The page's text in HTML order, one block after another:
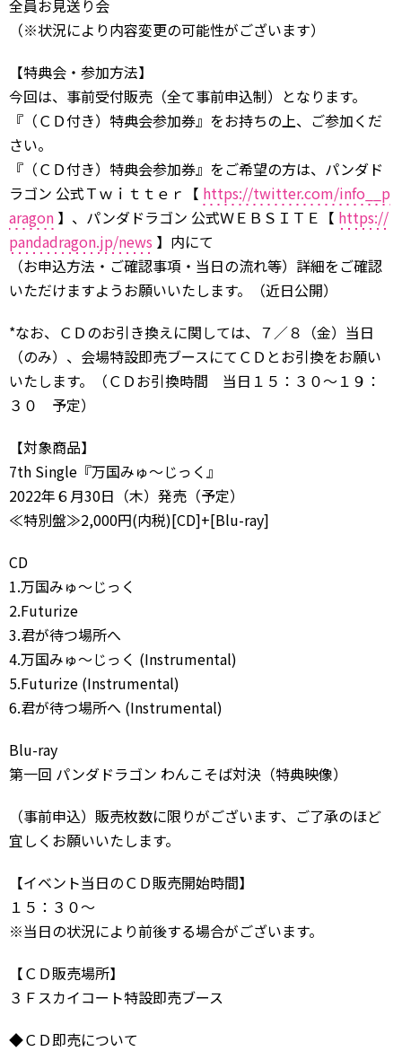
全員お見送り会
（※状況により内容変更の可能性がございます）
【特典会・参加方法】
今回は、事前受付販売（全て事前申込制）となります。
『（ＣＤ付き）特典会参加券』をお持ちの上、ご参加くだ
さい。
『（ＣＤ付き）特典会参加券』をご希望の方は、パンダド
ラゴン 公式Ｔｗｉｔｔｅｒ【 https://twitter.com/info__p
aragon 】、パンダドラゴン 公式ＷＥＢＳＩＴＥ【 https://
pandadragon.jp/news 】内にて
（お申込方法・ご確認事項・当日の流れ等）詳細をご確認
いただけますようお願いいたします。（近日公開）
*なお、ＣＤのお引き換えに関しては、７／８（金）当日
（のみ）、会場特設即売ブースにてＣＤとお引換をお願い
いたします。（ＣＤお引換時間 当日１５：３０〜１９：
３０ 予定）
【対象商品】
7th Single『万国みゅ〜じっく』
2022年６月30日（木）発売（予定）
≪特別盤≫2,000円(内税)[CD]+[Blu-ray]
CD
1.万国みゅ〜じっく
2.Futurize
3.君が待つ場所へ
4.万国みゅ〜じっく (Instrumental)
5.Futurize (Instrumental)
6.君が待つ場所へ (Instrumental)
Blu-ray
第一回 パンダドラゴン わんこそば対決（特典映像）
（事前申込）販売枚数に限りがございます、ご了承のほど
宜しくお願いいたします。
【イベント当日のＣＤ販売開始時間】
１５：３０〜
※当日の状況により前後する場合がございます。
【ＣＤ販売場所】
３Ｆスカイコート特設即売ブース
◆ＣＤ即売について